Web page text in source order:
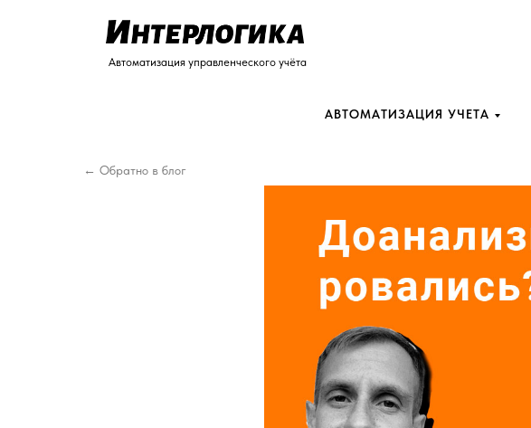
Автоматизация управленческого учёта
АВТОМАТИЗАЦИЯ УЧЕТА
← Обратно в блог